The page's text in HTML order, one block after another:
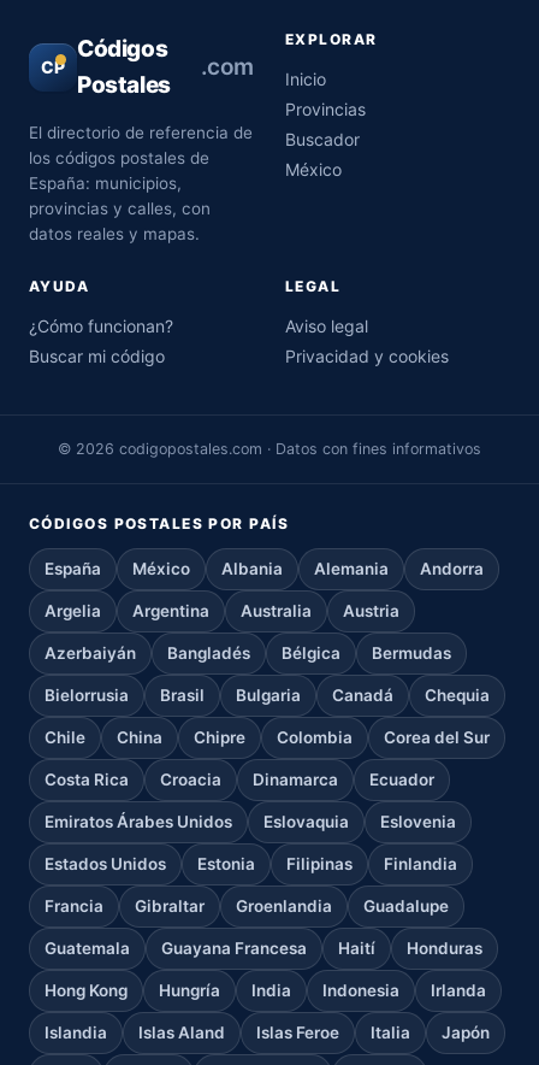
CP
Códigos
Postales
.com
El directorio de referencia de
los códigos postales de
España: municipios,
provincias y calles, con
datos reales y mapas.
EXPLORAR
Inicio
Provincias
Buscador
México
AYUDA
¿Cómo funcionan?
Buscar mi código
LEGAL
Aviso legal
Privacidad y cookies
© 2026 codigopostales.com · Datos con fines informativos
CÓDIGOS POSTALES POR PAÍS
España México Albania Alemania Andorra
Argelia Argentina Australia Austria
Azerbaiyán Bangladés Bélgica Bermudas
Bielorrusia Brasil Bulgaria Canadá Chequia
Chile China Chipre Colombia Corea del Sur
Costa Rica Croacia Dinamarca Ecuador
Emiratos Árabes Unidos Eslovaquia Eslovenia
Estados Unidos Estonia Filipinas Finlandia
Francia Gibraltar Groenlandia Guadalupe
Guatemala Guayana Francesa Haití Honduras
Hong Kong Hungría India Indonesia Irlanda
Islandia Islas Aland Islas Feroe Italia Japón